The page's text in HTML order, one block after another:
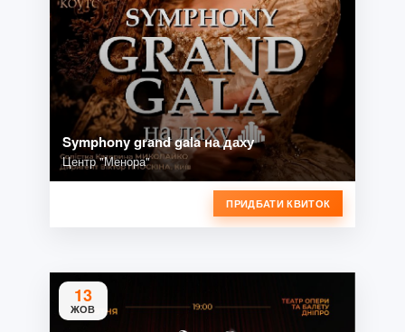
Symphony grand gala на даху
Центр "Менора"
ПРИДБАТИ КВИТОК
13
ЖОВ